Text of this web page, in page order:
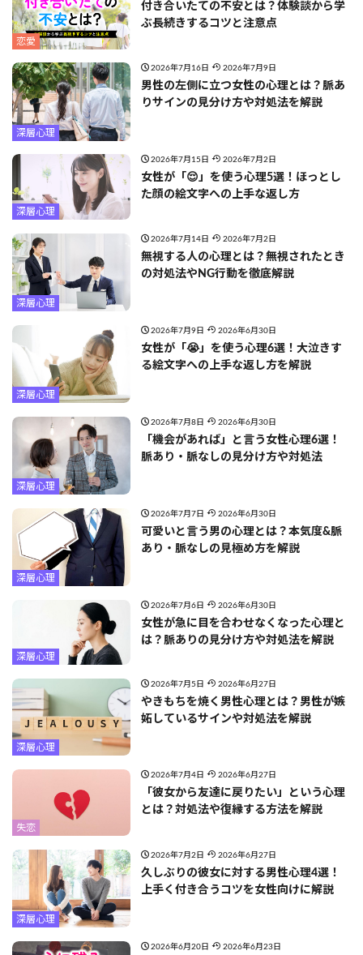
恋愛
付き合いたての不安とは？体験談から学
ぶ長続きするコツと注意点
深層心理
2026年7月16日 2026年7月9日
男性の左側に立つ女性の心理とは？脈あ
りサインの見分け方や対処法を解説
深層心理
2026年7月15日 2026年7月2日
女性が「😌」を使う心理5選！ほっとし
た顔の絵文字への上手な返し方
深層心理
2026年7月14日 2026年7月2日
無視する人の心理とは？無視されたとき
の対処法やNG行動を徹底解説
深層心理
2026年7月9日 2026年6月30日
女性が「😭」を使う心理6選！大泣きす
る絵文字への上手な返し方を解説
深層心理
2026年7月8日 2026年6月30日
「機会があれば」と言う女性心理6選！
脈あり・脈なしの見分け方や対処法
深層心理
2026年7月7日 2026年6月30日
可愛いと言う男の心理とは？本気度&脈
あり・脈なしの見極め方を解説
深層心理
2026年7月6日 2026年6月30日
女性が急に目を合わせなくなった心理と
は？脈ありの見分け方や対処法を解説
深層心理
2026年7月5日 2026年6月27日
やきもちを焼く男性心理とは？男性が嫉
妬しているサインや対処法を解説
失恋
2026年7月4日 2026年6月27日
「彼女から友達に戻りたい」という心理
とは？対処法や復縁する方法を解説
深層心理
2026年7月2日 2026年6月27日
久しぶりの彼女に対する男性心理4選！
上手く付き合うコツを女性向けに解説
2026年6月20日 2026年6月23日